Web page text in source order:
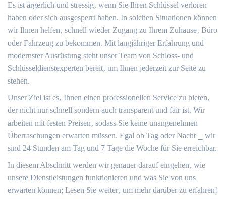
Es ist ärgerlich und stressig‚ wenn Sie Ihren Schlüssel verloren
haben oder sich ausgesperrt haben.​ In solchen Situationen können
wir Ihnen helfen‚ schnell wieder Zugang zu Ihrem Zuhause‚ Büro
oder Fahrzeug zu bekommen.​ Mit langjähriger Erfahrung und
modernster Ausrüstung steht unser Team von Schloss- und
Schlüsseldienstexperten bereit‚ um Ihnen jederzeit zur Seite zu
stehen.​
Unser Ziel ist es‚ Ihnen einen professionellen Service zu bieten‚
der nicht nur schnell sondern auch transparent und fair ist. Wir
arbeiten mit festen Preisen‚ sodass Sie keine unangenehmen
Überraschungen erwarten müssen.​ Egal ob Tag oder Nacht ⎯ wir
sind 24 Stunden am Tag und 7 Tage die Woche für Sie erreichbar.​
In diesem Abschnitt werden wir genauer darauf eingehen‚ wie
unsere Dienstleistungen funktionieren und was Sie von uns
erwarten können; Lesen Sie weiter‚ um mehr darüber zu erfahren!​